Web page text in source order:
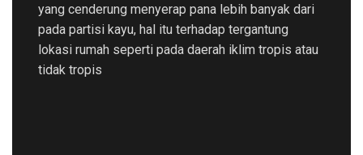
yang cenderung menyerap pana lebih banyak dari
pada partisi kayu, hal itu terhadap tergantung
lokasi rumah seperti pada daerah iklim tropis atau
tidak tropis